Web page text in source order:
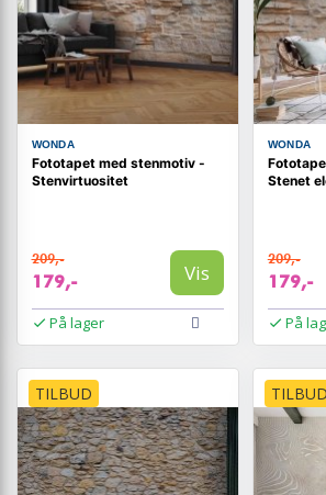
WONDA
Fototapet med stenmotiv -
Stenvirtuositet
209,-
179,- Vis
På lager
WONDA
Stenet
209,-
179,-
På
TILBUD TILBUD